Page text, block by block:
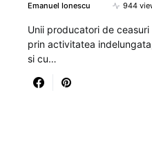
Emanuel Ionescu 944
Unii producatori de
prin activitatea
si cu…